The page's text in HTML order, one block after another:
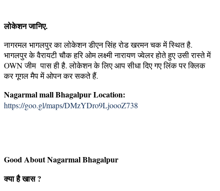
लोकेशन जानिए.
नागरमल भागलपुर का लोकेशन डीएन सिंह रोड खरमन चक में स्थित है.
भागलपुर के वैरायटी चौक हरि ओम लक्ष्मी नारायण ज्वेलर होते हुए उसी रास्ते में
OWN जीम पास ही है. लोकेशन के लिए आप सीधा दिए गए लिंक पर क्लिक
कर गूगल मैप में ओपन कर सकते हैं.
Nagarmal mall Bhagalpur Location:
https://goo.gl/maps/DMzYDro9LjoooZ738
Good About Nagarmal Bhagalpur
क्या है खास ?